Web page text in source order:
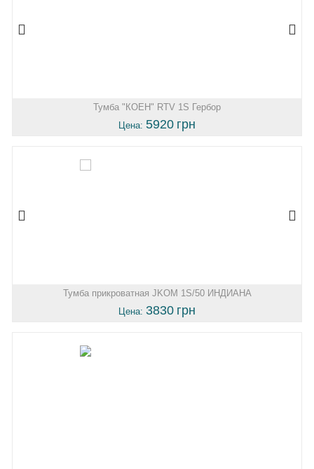
Тумба "КОЕН" RTV 1S Гербор
Цена: 5920 грн
Тумба прикроватная JKOM 1S/50 ИНДИАНА
Цена: 3830 грн